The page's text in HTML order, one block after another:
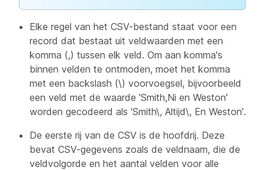
Elke regel van het CSV-bestand staat voor een
record dat bestaat uit veldwaarden met een
komma (,) tussen elk veld. Om aan komma's
binnen velden te ontmoden, moet het komma
met een backslash (\) voorvoegsel, bijvoorbeeld
een veld met de waarde 'Smith,Ni en Weston'
worden gecodeerd als 'Smith\, Altijd\, En Weston'.
De eerste rij van de CSV is de hoofdrij. Deze
bevat CSV-gegevens zoals de veldnaam, die de
veldvolgorde en het aantal velden voor alle